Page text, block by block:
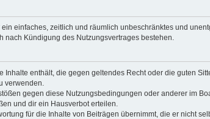
einfaches, zeitlich und räumlich unbeschränktes und
nach Kündigung des Nutzungsvertrages bestehen.
Inhalte enthält, die gegen geltendes Recht oder die guten
verwenden.
gegen diese Nutzungsbedingungen oder anderer im
und dir ein Hausverbot erteilen.
für die Inhalte von Beiträgen übernimmt, die er nicht